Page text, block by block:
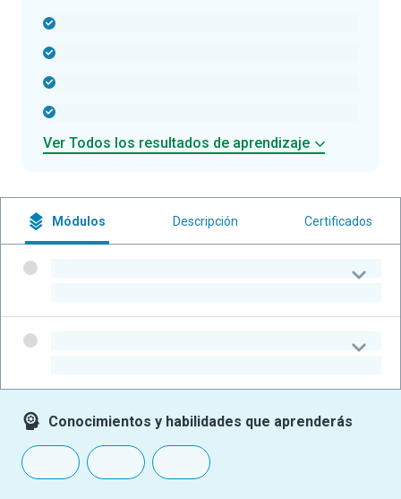
Ver Todos los resultados de aprendizaje
Módulos Descripción Certificados
Conocimientos y habilidades que aprenderás